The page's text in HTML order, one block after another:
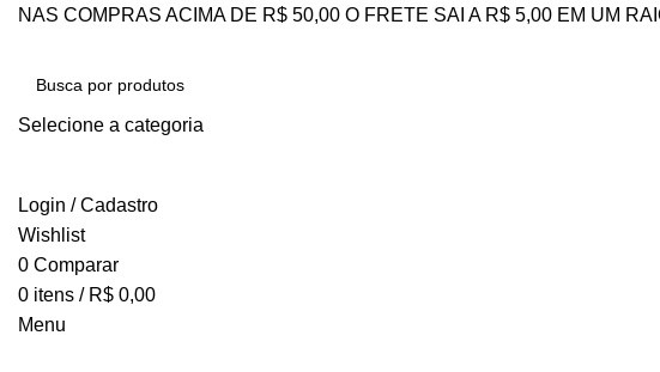
NAS COMPRAS ACIMA DE R$ 50,00 O FRETE SAI A R$ 5,00 EM UM
Selecione a categoria
Login / Cadastro
Wishlist
0 Comparar
0 itens / R$ 0,00
Menu